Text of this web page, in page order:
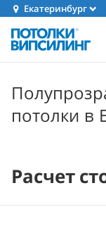
Екатеринбург
потолки в
Расчет